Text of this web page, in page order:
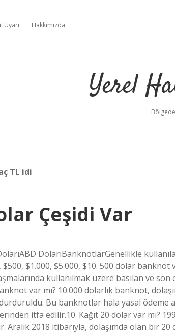
Uyarı Hakkımızda
Yerel
TL idi
Çeşidi Var
DolarıBanknotlarGenellikle
$1.000, $5.000, $10. 500 dolar banknot
kullanılmak üzere basılan ve son
var mı? 10.000 dolarlık banknot,
durduruldu. Bu banknotlar hala yasal ödeme
itfa edilir.10. Kağıt 20 dolar var mı?
Aralık 2018 itibarıyla, dolaşımda olan bir